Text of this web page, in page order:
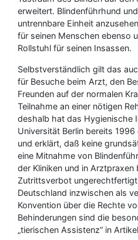
erweitert. Blindenführhund
untrennbare Einheit
für seinen Menschen ebenso
Rollstuhl für seinen Insassen.
Selbstverständlich gilt das
für Besuche beim Arzt, den
Freunden auf der normalen
Teilnahme an einer nötigen
deshalb hat das Hygienische
Universität Berlin bereits
und erklärt, daß keine
eine Mitnahme von
der Kliniken und in Arztpraxen
Zutrittsverbot
Deutschland inzwischen als
Konvention über die Rechte
Behinderungen sind die
„tierischen Assistenz“ in